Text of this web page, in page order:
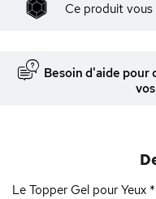
Ce produit
Besoin d'aide pour
Le Topper Gel pour Yeux